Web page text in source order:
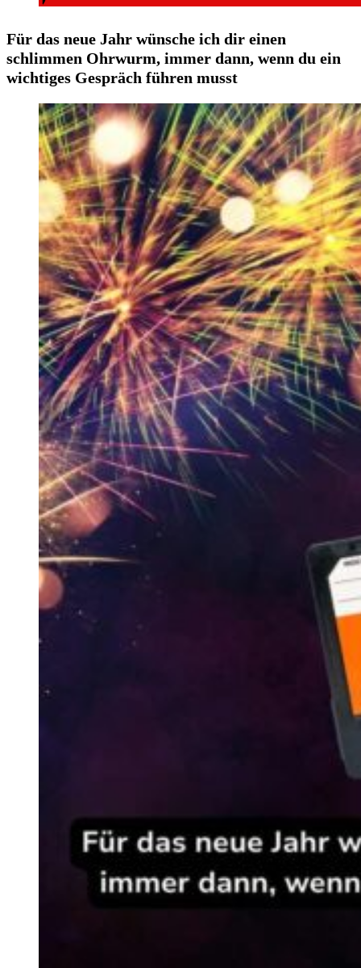
Für das neue Jahr wünsche ich dir einen
schlimmen Ohrwurm, immer dann, wenn du ein
wichtiges Gespräch führen musst